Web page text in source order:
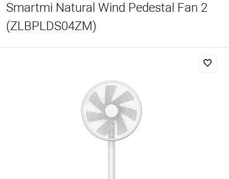
Smartmi Natural Wind Pedestal Fan 2
(ZLBPLDS04ZM)